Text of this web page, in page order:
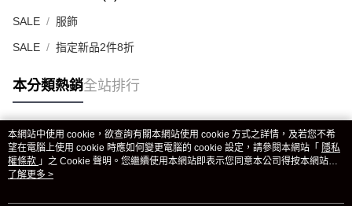
SALE 服飾
SALE 指定新品2件8折
本分類熱銷全站排行
熱門標籤
本網站中使用 cookie，欲查詢有關本網站使用 cookie 方式之詳情，及若您不希
望在電腦上使用 cookie 時應如何變更電腦的 cookie 設定，請參閱本網站「 隱私
權條款 」之 Cookie 聲明。您繼續使用本網站即表示您同意本公司得按本網站使
用條款之 Cookie 聲明使用 cookie。
了解更多 >